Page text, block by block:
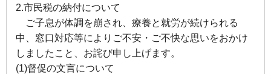
2.市民税の納付について
ご子息が体調を崩され、療養と就労が続けられる
中、窓口対応等によりご不安・ご不快な思いをおかけ
しましたこと、お詫び申し上げます。
(1)督促の文言について